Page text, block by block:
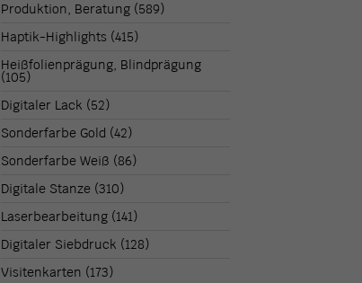
Produktion, Beratung (589)
Haptik-Highlights (415)
Heißfolienprägung, Blindprägung
(105)
Digitaler Lack (52)
Sonderfarbe Gold (42)
Sonderfarbe Weiß (86)
Digitale Stanze (310)
Laserbearbeitung (141)
Digitaler Siebdruck (128)
Visitenkarten (173)